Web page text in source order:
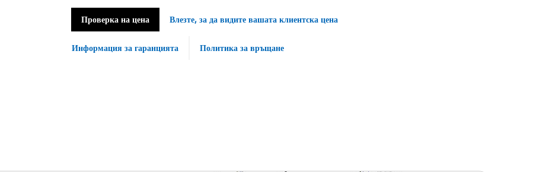
Проверка на цена Влезте, за да видите вашата клиентска цена
Информация за гаранцията Политика за връщане